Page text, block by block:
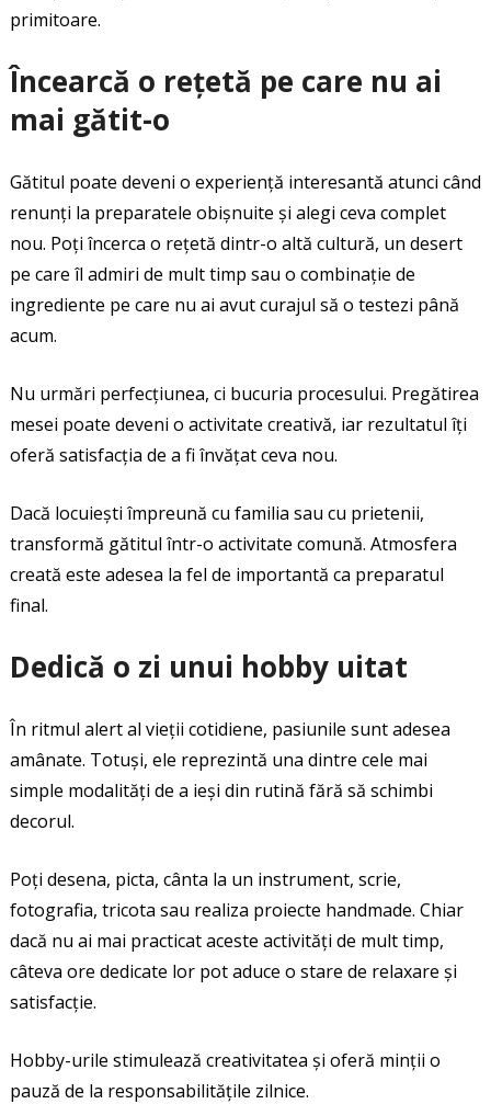
primitoare.
Încearcă o rețetă pe care nu ai
mai gătit-o
Gătitul poate deveni o experiență interesantă atunci când
renunți la preparatele obișnuite și alegi ceva complet
nou. Poți încerca o rețetă dintr-o altă cultură, un desert
pe care îl admiri de mult timp sau o combinație de
ingrediente pe care nu ai avut curajul să o testezi până
acum.
Nu urmări perfecțiunea, ci bucuria procesului. Pregătirea
mesei poate deveni o activitate creativă, iar rezultatul îți
oferă satisfacția de a fi învățat ceva nou.
Dacă locuiești împreună cu familia sau cu prietenii,
transformă gătitul într-o activitate comună. Atmosfera
creată este adesea la fel de importantă ca preparatul
final.
Dedică o zi unui hobby uitat
În ritmul alert al vieții cotidiene, pasiunile sunt adesea
amânate. Totuși, ele reprezintă una dintre cele mai
simple modalități de a ieși din rutină fără să schimbi
decorul.
Poți desena, picta, cânta la un instrument, scrie,
fotografia, tricota sau realiza proiecte handmade. Chiar
dacă nu ai mai practicat aceste activități de mult timp,
câteva ore dedicate lor pot aduce o stare de relaxare și
satisfacție.
Hobby-urile stimulează creativitatea și oferă minții o
pauză de la responsabilitățile zilnice.